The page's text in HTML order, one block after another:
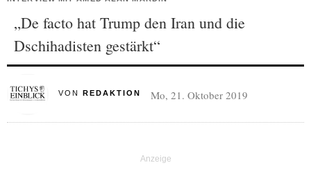
„De facto hat Trump den Iran und die
Dschihadisten gestärkt“
VON REDAKTION Mo, 21. Oktober 2019